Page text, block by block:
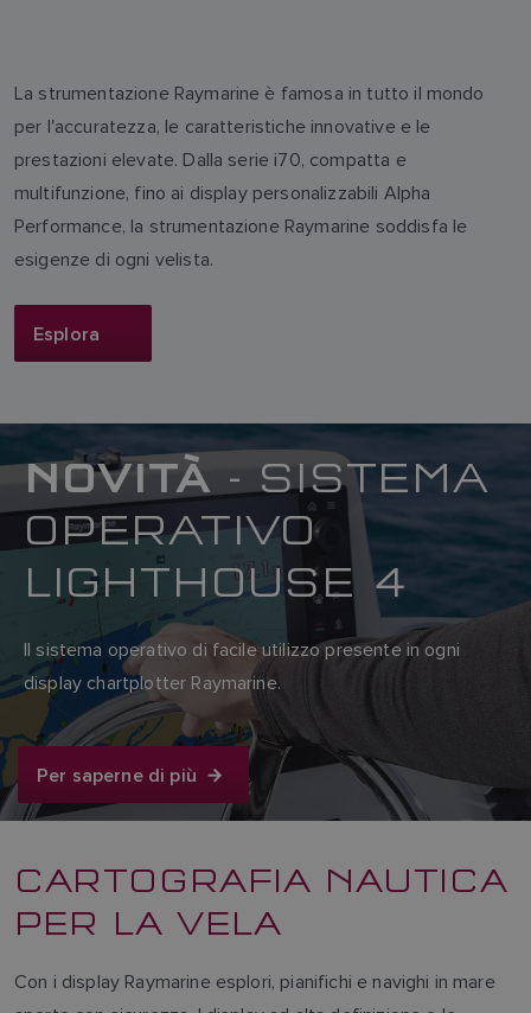
La strumentazione Raymarine è famosa in tutto il mondo
per l'accuratezza, le caratteristiche innovative e le
prestazioni elevate. Dalla serie i70, compatta e
multifunzione, fino ai display personalizzabili Alpha
Performance, la strumentazione Raymarine soddisfa le
esigenze di ogni velista.
Esplora
NOVITÀ - SISTEMA
OPERATIVO
LIGHTHOUSE 4
Il sistema operativo di facile utilizzo presente in ogni
display chartplotter Raymarine.
Per saperne di più
CARTOGRAFIA NAUTICA
PER LA VELA
Con i display Raymarine esplori, pianifichi e navighi in mare